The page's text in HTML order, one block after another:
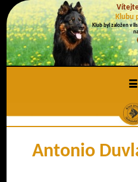
Klubu
Klub byl založen v
≡
Antonio